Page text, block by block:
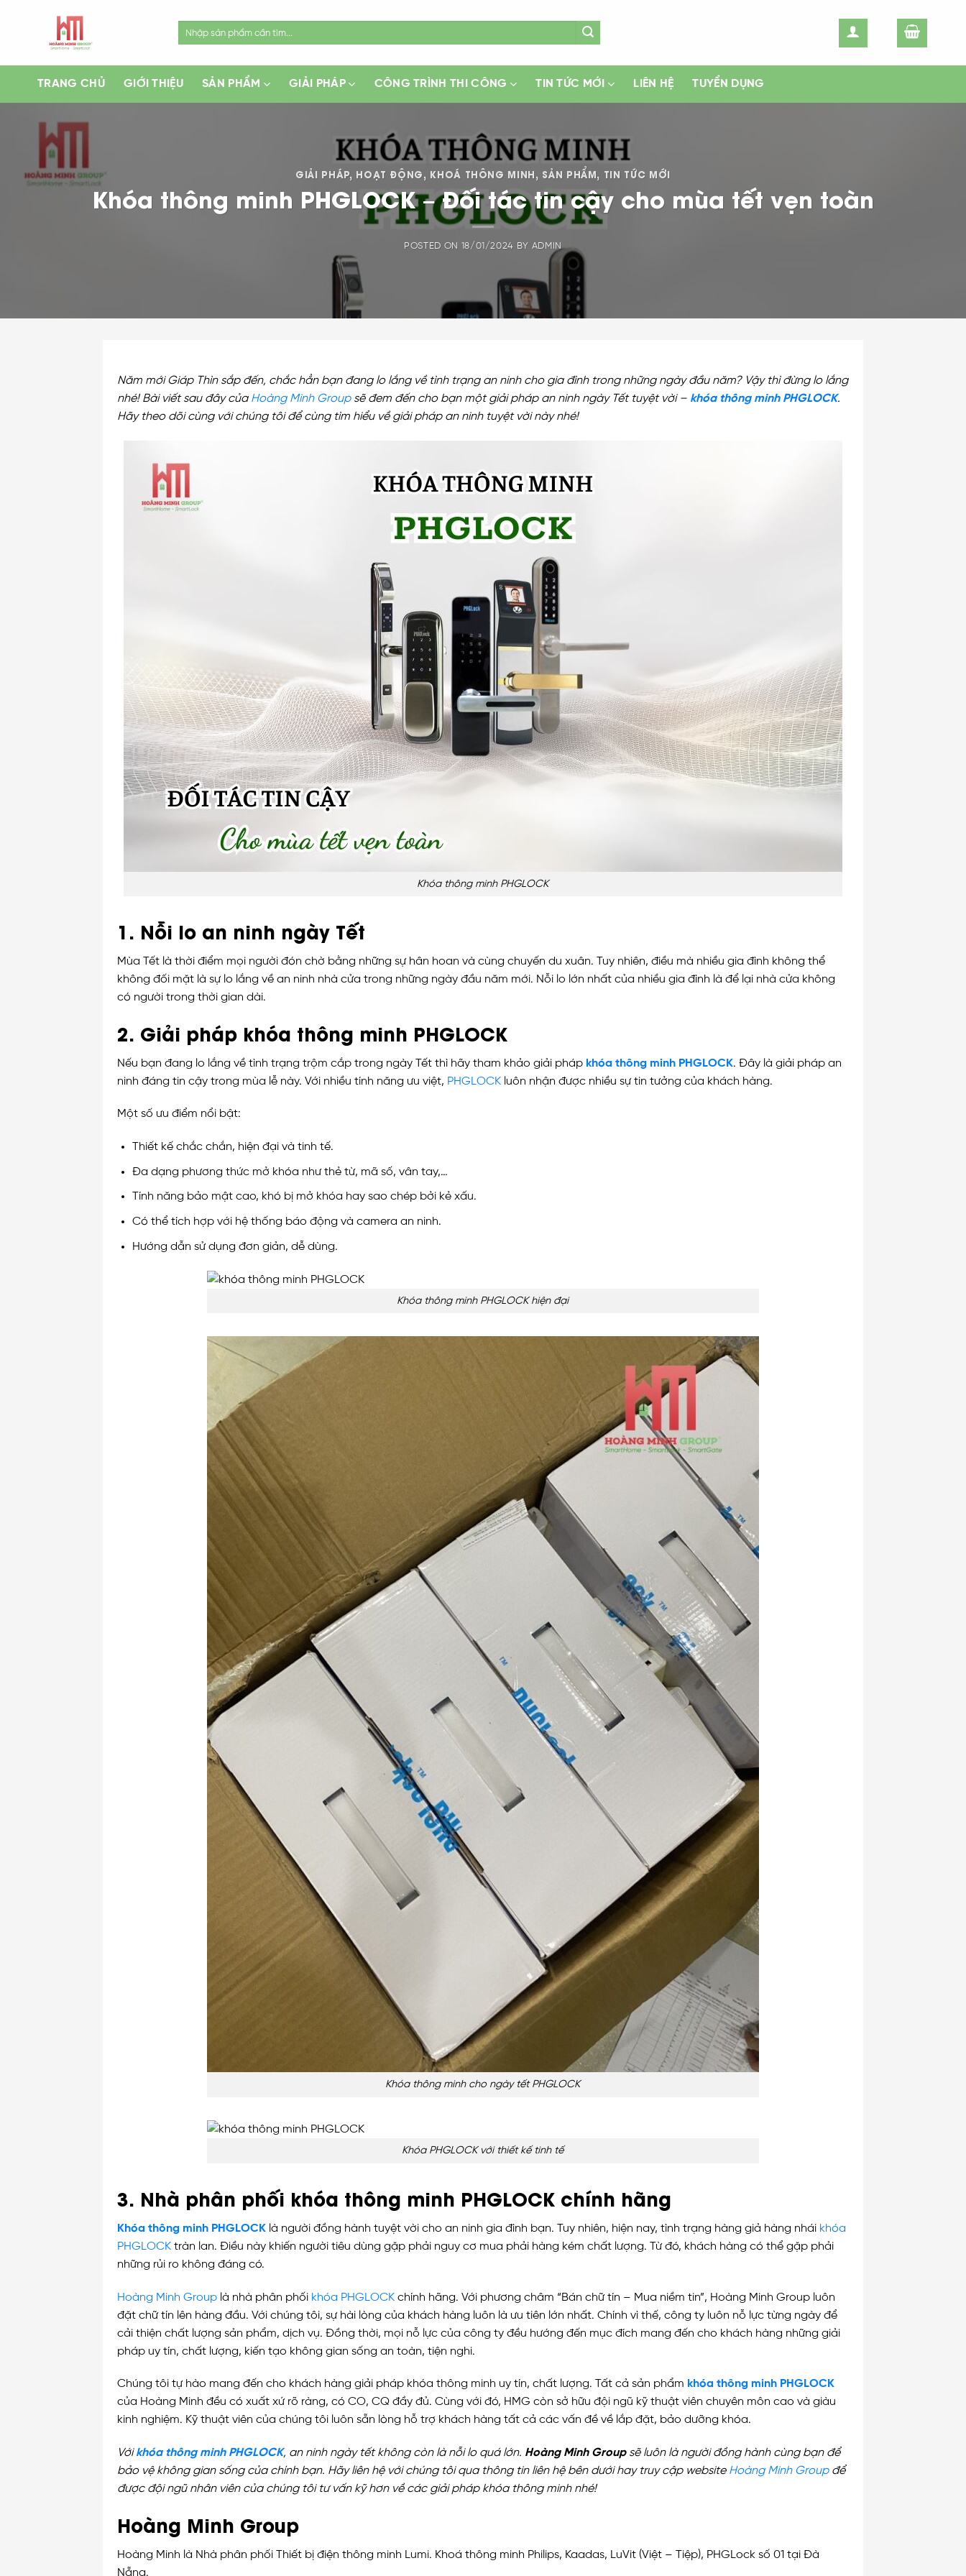
TRANG CHỦ GIỚI THIỆU SẢN PHẨM GIẢI PHÁP CÔNG TRÌNH THI CÔNG TIN TỨC MỚI LIÊN HỆ TUYỂN DỤNG
GIẢI PHÁP, HOẠT ĐỘNG, KHOÁ THÔNG MINH, SẢN PHẨM, TIN TỨC MỚI
Khóa thông minh PHGLOCK – Đối tác tin cậy cho mùa tết vẹn toàn
POSTED ON 18/01/2024 BY ADMIN
Năm mới Giáp Thìn sắp đến, chắc hẳn bạn đang lo lắng về tình trạng an ninh cho gia đình trong những ngày đầu năm? Vậy thì đừng lo lắng
nhé! Bài viết sau đây của Hoàng Minh Groupsẽ đem đến cho bạn một giải pháp an ninh ngày Tết tuyệt vời – khóa thông minh PHGLOCK.
Hãy theo dõi cùng với chúng tôi để cùng tìm hiểu về giải pháp an ninh tuyệt vời này nhé!
Khóa thông minh PHGLOCK
1. Nỗi lo an ninh ngày Tết
Mùa Tết là thời điểm mọi người đón chờ bằng những sự hân hoan và cùng chuyến du xuân. Tuy nhiên, điều mà nhiều gia đình không thể
không đối mặt là sự lo lắng về an ninh nhà cửa trong những ngày đầu năm mới. Nỗi lo lớn nhất của nhiều gia đình là để lại nhà cửa không
có người trong thời gian dài.
2. Giải pháp khóa thông minh PHGLOCK
Nếu bạn đang lo lắng về tình trạng trộm cắp trong ngày Tết thì hãy tham khảo giải pháp khóa thông minh PHGLOCK. Đây là giải pháp an
ninh đáng tin cậy trong mùa lễ này. Với nhiều tính năng ưu việt, PHGLOCKluôn nhận được nhiều sự tin tưởng của khách hàng.
Một số ưu điểm nổi bật:
Thiết kế chắc chắn, hiện đại và tinh tế.
Đa dạng phương thức mở khóa như thẻ từ, mã số, vân tay,…
Tính năng bảo mật cao, khó bị mở khóa hay sao chép bởi kẻ xấu.
Có thể tích hợp với hệ thống báo động và camera an ninh.
Hướng dẫn sử dụng đơn giản, dễ dùng.
Khóa thông minh PHGLOCK hiện đại
Khóa thông minh cho ngày tết PHGLOCK
Khóa PHGLOCK với thiết kế tinh tế
3. Nhà phân phối khóa thông minh PHGLOCK chính hãng
Khóa thông minh PHGLOCKlà người đồng hành tuyệt vời cho an ninh gia đình bạn. Tuy nhiên, hiện nay, tình trạng hàng giả hàng nhái khóa
PHGLOCKtràn lan. Điều này khiến người tiêu dùng gặp phải nguy cơ mua phải hàng kém chất lượng. Từ đó, khách hàng có thể gặp phải
những rủi ro không đáng có.
Hoàng Minh Grouplà nhà phân phối khóa PHGLOCK chính hãng. Với phương châm “Bán chữ tín – Mua niềm tin”, Hoàng Minh Group luôn
đặt chữ tín lên hàng đầu. Với chúng tôi, sự hài lòng của khách hàng luôn là ưu tiên lớn nhất. Chính vì thế, công ty luôn nỗ lực từng ngày để
cải thiện chất lượng sản phẩm, dịch vụ. Đồng thời, mọi nỗ lực của công ty đều hướng đến mục đích mang đến cho khách hàng những giải
pháp uy tín, chất lượng, kiến tạo không gian sống an toàn, tiện nghi.
Chúng tôi tự hào mang đến cho khách hàng giải pháp khóa thông minh uy tín, chất lượng. Tất cả sản phẩm khóa thông minh PHGLOCK
của Hoàng Minh đều có xuất xứ rõ ràng, có CO, CQ đầy đủ. Cùng với đó, HMG còn sở hữu đội ngũ kỹ thuật viên chuyên môn cao và giàu
kinh nghiệm. Kỹ thuật viên của chúng tôi luôn sẵn lòng hỗ trợ khách hàng tất cả các vấn đề về lắp đặt, bảo dưỡng khóa.
Vớikhóa thông minh PHGLOCK, an ninh ngày tết không còn là nỗi lo quá lớn. Hoàng Minh Groupsẽ luôn là người đồng hành cùng bạn để
bảo vệ không gian sống của chính bạn. Hãy liên hệ với chúng tôi qua thông tin liên hệ bên dưới hay truy cập website Hoàng Minh Groupđể
được đội ngũ nhân viên của chúng tôi tư vấn kỹ hơn về các giải pháp khóa thông minh nhé!
Hoàng Minh Group
Hoàng Minh là Nhà phân phối Thiết bị điện thông minh Lumi. Khoá thông minh Philips, Kaadas, LuVit (Việt – Tiệp), PHGLock số 01 tại Đà
Nẵng.